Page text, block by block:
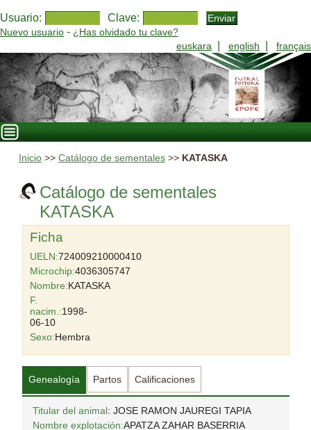
Usuario: Clave:
Nuevo usuario - ¿Has olvidado tu clave?
euskara
english français
Inicio>> Catálogo de sementales>> KATASKA
Catálogo de sementales
KATASKA
Ficha
UELN:724009210000410
Microchip:4036305747
Nombre:KATASKA
F.
nacim.:1998-
06-10
Sexo:Hembra
Genealogía Partos Calificaciones
Titular del animal: JOSE RAMON JAUREGI TAPIA
Nombre explotación:APATZA ZAHAR BASERRIA